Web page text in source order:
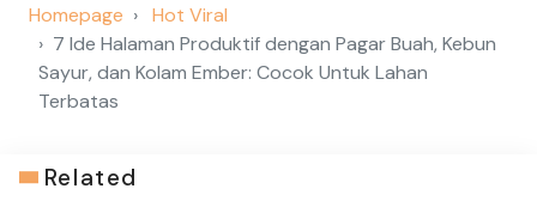
Homepage
Hot Viral
7 Ide Halaman Produktif dengan Pagar Buah, Kebun
Sayur, dan Kolam Ember: Cocok Untuk Lahan
Terbatas
Related